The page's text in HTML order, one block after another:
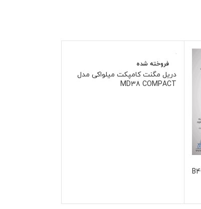
فروخته شده
دریل مگنت کامپکت میلواکی مدل
MD38 COMPACT